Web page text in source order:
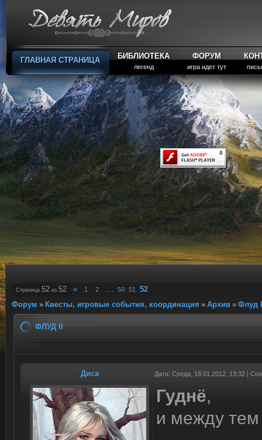
ГЛАВНАЯ СТРАНИЦА БИБЛИОТЕКА
легенд
ФОРУМ
игра идет тут
Страница 52 из 52 « 1 2 … 50 51
52
Форум » Квесты, игровые события, координация » Архив » Флуд
ФЛУД II
Диса Дата: Среда, 18.01.2012, 13:32 |
Гуднё,
и между